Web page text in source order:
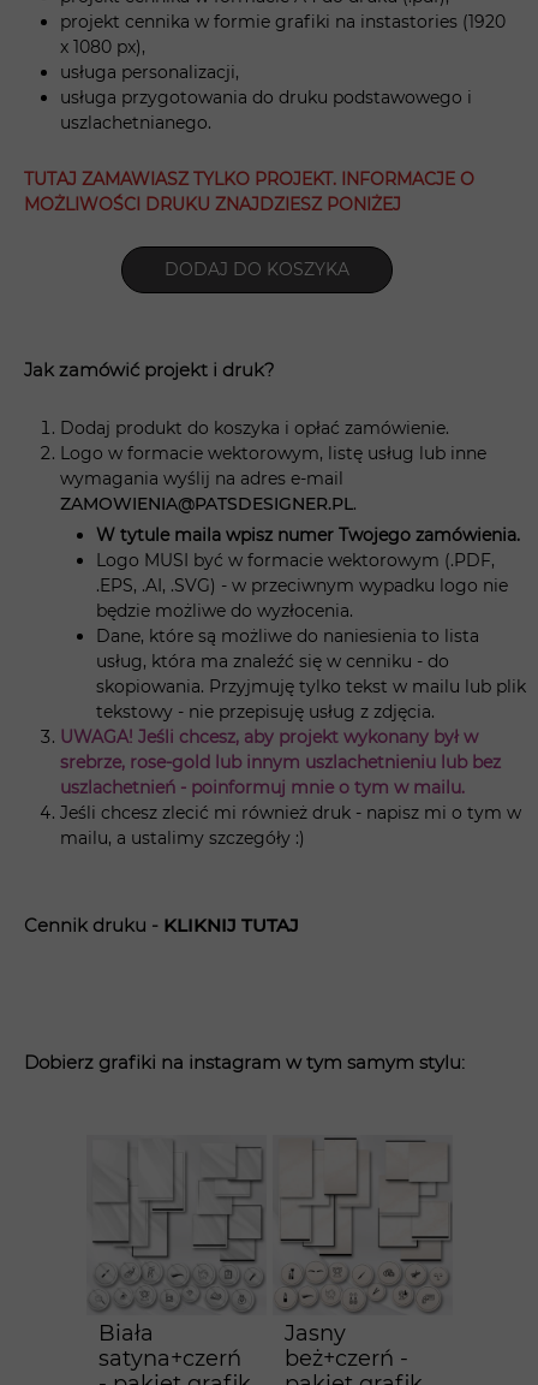
Jak zamówić projekt i druk?
Dodaj produkt do koszyka i opłać zamówienie.
Logo w formacie wektorowym, listę usług lub inne
wymagania wyślij na adres e-mail
ZAMOWIENIA@PATSDESIGNER.PL.
W tytule maila wpisz numer Twojego zamówienia.
Logo MUSI być w formacie wektorowym (.PDF,
.EPS, .AI, .SVG) - w przeciwnym wypadku logo nie
będzie możliwe do wyzłocenia.
Dane, które są możliwe do naniesienia to lista
usług, która ma znaleźć się w cenniku - do
skopiowania. Przyjmuję tylko tekst w mailu lub plik
tekstowy - nie przepisuję usług z zdjęcia.
UWAGA! Jeśli chcesz, aby projekt wykonany był w
srebrze, rose-gold lub innym uszlachetnieniu lub bez
uszlachetnień - poinformuj mnie o tym w mailu.
Jeśli chcesz zlecić mi również druk - napisz mi o tym w
mailu, a ustalimy szczegóły :)
Cennik druku - KLIKNIJ TUTAJ
projekt cennika w formie grafiki na instastories (1920
x 1080 px),
usługa personalizacji,
usługa przygotowania do druku podstawowego i
uszlachetnianego.
TUTAJ ZAMAWIASZ TYLKO PROJEKT. INFORMACJE O
MOŻLIWOŚCI DRUKU ZNAJDZIESZ PONIŻEJ
DODAJ DO KOSZYKA
Dobierz grafiki na instagram w tym samym stylu:
Biała
satyna+czerń
Jasny
beż+czerń -